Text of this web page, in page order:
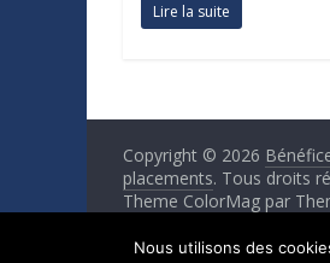
Lire la suite
Copyright © 2026
placements. Tous droits
Theme ColorMag par
Nous utilisons des